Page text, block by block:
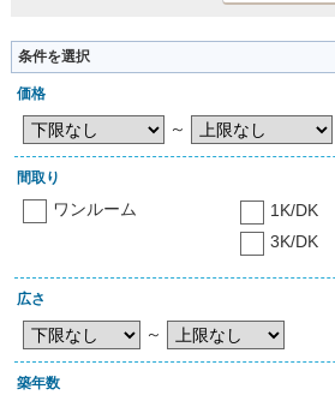
条件を選択
価格
～
間取り
ワンルーム 1K/DK
3K/DK
広さ
～
築年数